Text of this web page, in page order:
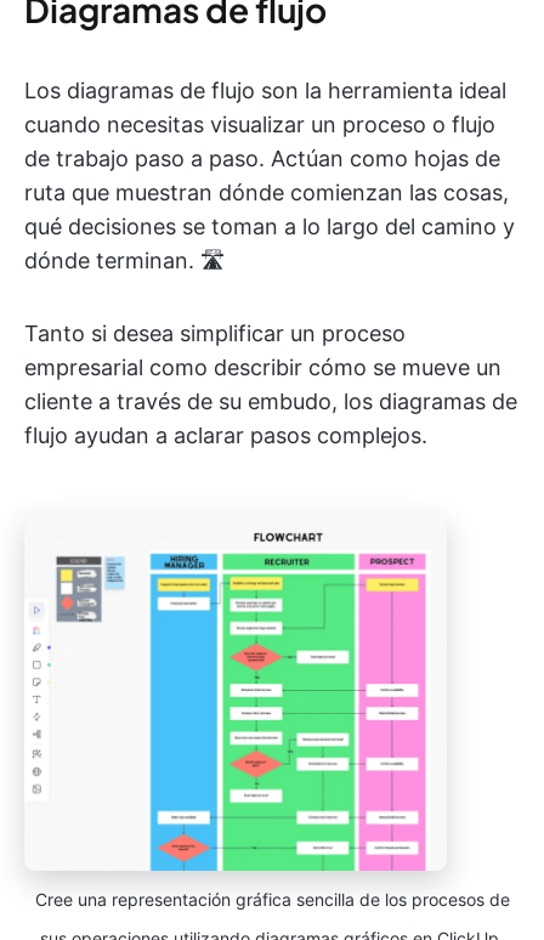
Diagramas de flujo
Los diagramas de flujo son la herramienta ideal
cuando necesitas visualizar un proceso o flujo
de trabajo paso a paso. Actúan como hojas de
ruta que muestran dónde comienzan las cosas,
qué decisiones se toman a lo largo del camino y
dónde terminan. 🛣️
Tanto si desea simplificar un proceso
empresarial como describir cómo se mueve un
cliente a través de su embudo, los diagramas de
flujo ayudan a aclarar pasos complejos.
Cree una representación gráfica sencilla de los procesos de